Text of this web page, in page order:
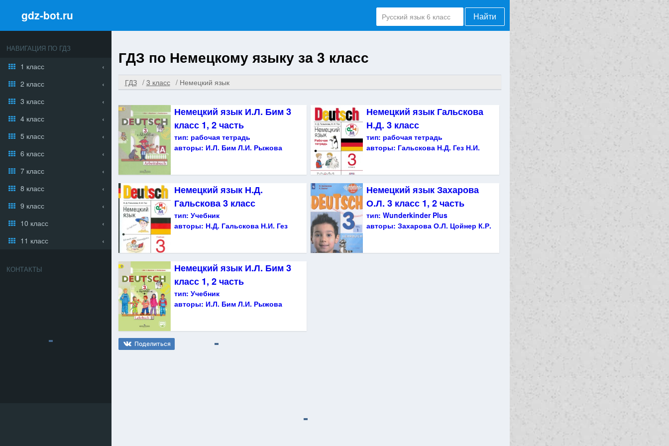
gdz-bot.ru Найти
НАВИГАЦИЯ ПО ГДЗ
1 класс
2 класс
3 класс
4 класс
5 класс
6 класс
7 класс
8 класс
9 класс
10 класс
11 класс
КОНТАКТЫ
ГДЗ по Немецкому языку за 3 класс
ГДЗ 3 класс Немецкий язык
Немецкий язык И.Л. Бим 3
класс 1, 2 часть
тип: рабочая тетрадь
авторы: И.Л. Бим Л.И. Рыжова
Немецкий язык Гальскова
Н.Д. 3 класс
тип: рабочая тетрадь
авторы: Гальскова Н.Д. Гез Н.И.
Немецкий язык Н.Д.
Гальскова 3 класс
тип: Учебник
авторы: Н.Д. Гальскова Н.И. Гез
Немецкий язык Захарова
О.Л. 3 класс 1, 2 часть
тип:Wunderkinder Plus
авторы:Захарова О.Л. Цойнер К.Р.
Немецкий язык И.Л. Бим 3
класс 1, 2 часть
тип: Учебник
авторы: И.Л. Бим Л.И. Рыжова
Поделиться